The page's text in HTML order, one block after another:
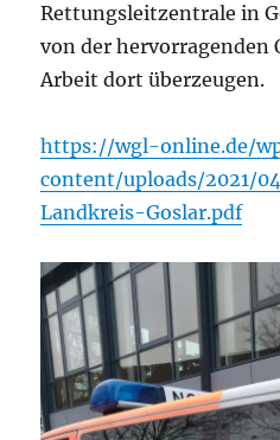
Rettungsleitzentrale in
von der hervorragenden
Arbeit dort überzeugen.
https://wgl-online.de/
content/uploads/2021/
Landkreis-Goslar.pdf